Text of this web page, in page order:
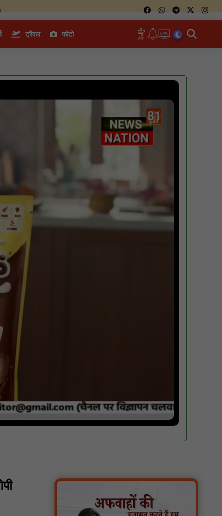
ट्रैवल फोटो
मगरौनी पुलिस की बड़ी कार्रवाई लंबे समय से फरार
ग्रामीणों को आधार सेवाओं के साथ सेवा सेतु पोर्टल की
400 से अधिक ऑनलाइन शासकीय सेवाएं मिलेंगी :
NN81